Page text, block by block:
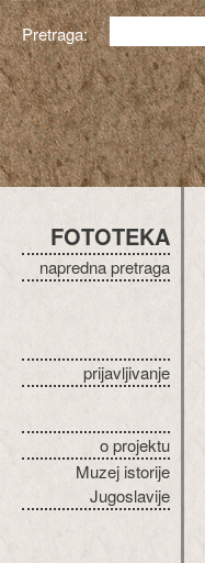
Pretraga:
FOTOTEKA
napredna pretraga
prijavljivanje
o projektu
Muzej istorije
Jugoslavije